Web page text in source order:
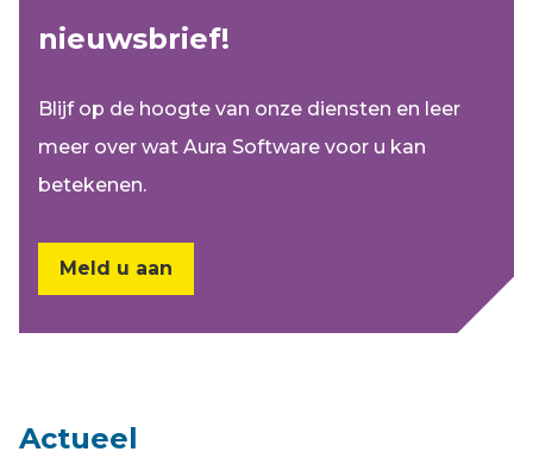
nieuwsbrief!
Blijf op de hoogte van onze diensten en leer
meer over wat Aura Software voor u kan
betekenen.
Meld u aan
Actueel